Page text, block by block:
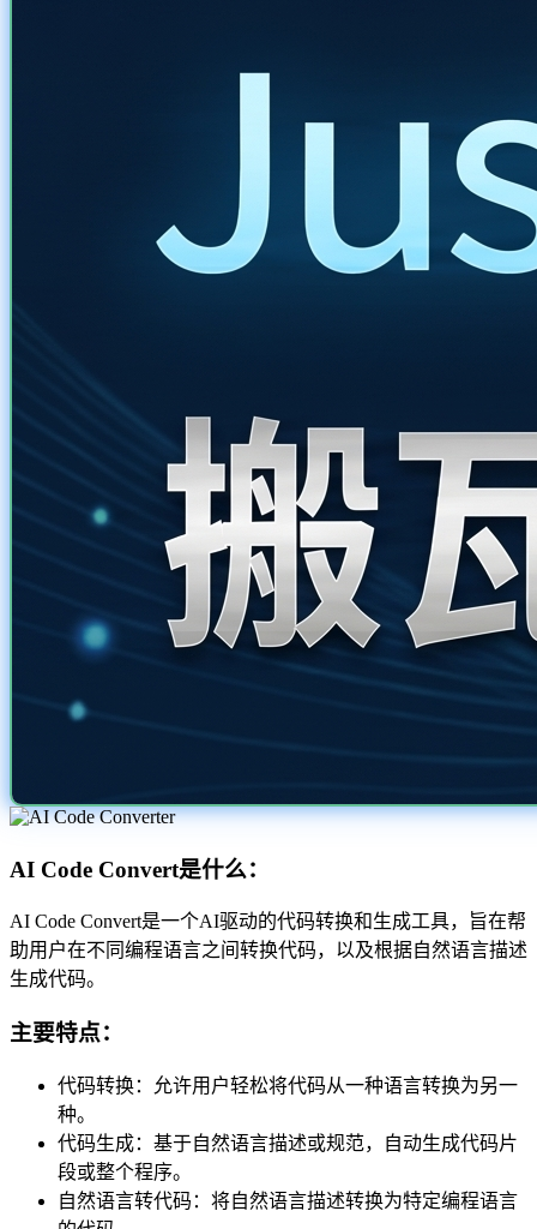
AI Code Convert是什么：
AI Code Convert是一个AI驱动的代码转换和生成工具，旨在帮
助用户在不同编程语言之间转换代码，以及根据自然语言描述
生成代码。
主要特点：
代码转换：允许用户轻松将代码从一种语言转换为另一
种。
代码生成：基于自然语言描述或规范，自动生成代码片
段或整个程序。
自然语言转代码：将自然语言描述转换为特定编程语言